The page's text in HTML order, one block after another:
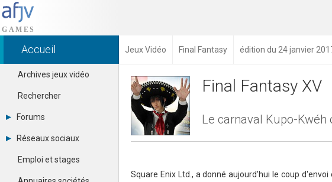
Accueil Jeux Vidéo Final Fantasy édition du 24 janvier
Archives jeux vidéo
Rechercher
Forums
Tous les forums
Se connecter
Contacter un modérateur
Réseaux sociaux
Dailymotion
Facebook
Google+
Emploi et stages
Final Fantasy XV
Le carnaval Kupo-Kwéh
Square Enix Ltd., a donné aujourd'hui le coup d'envoi